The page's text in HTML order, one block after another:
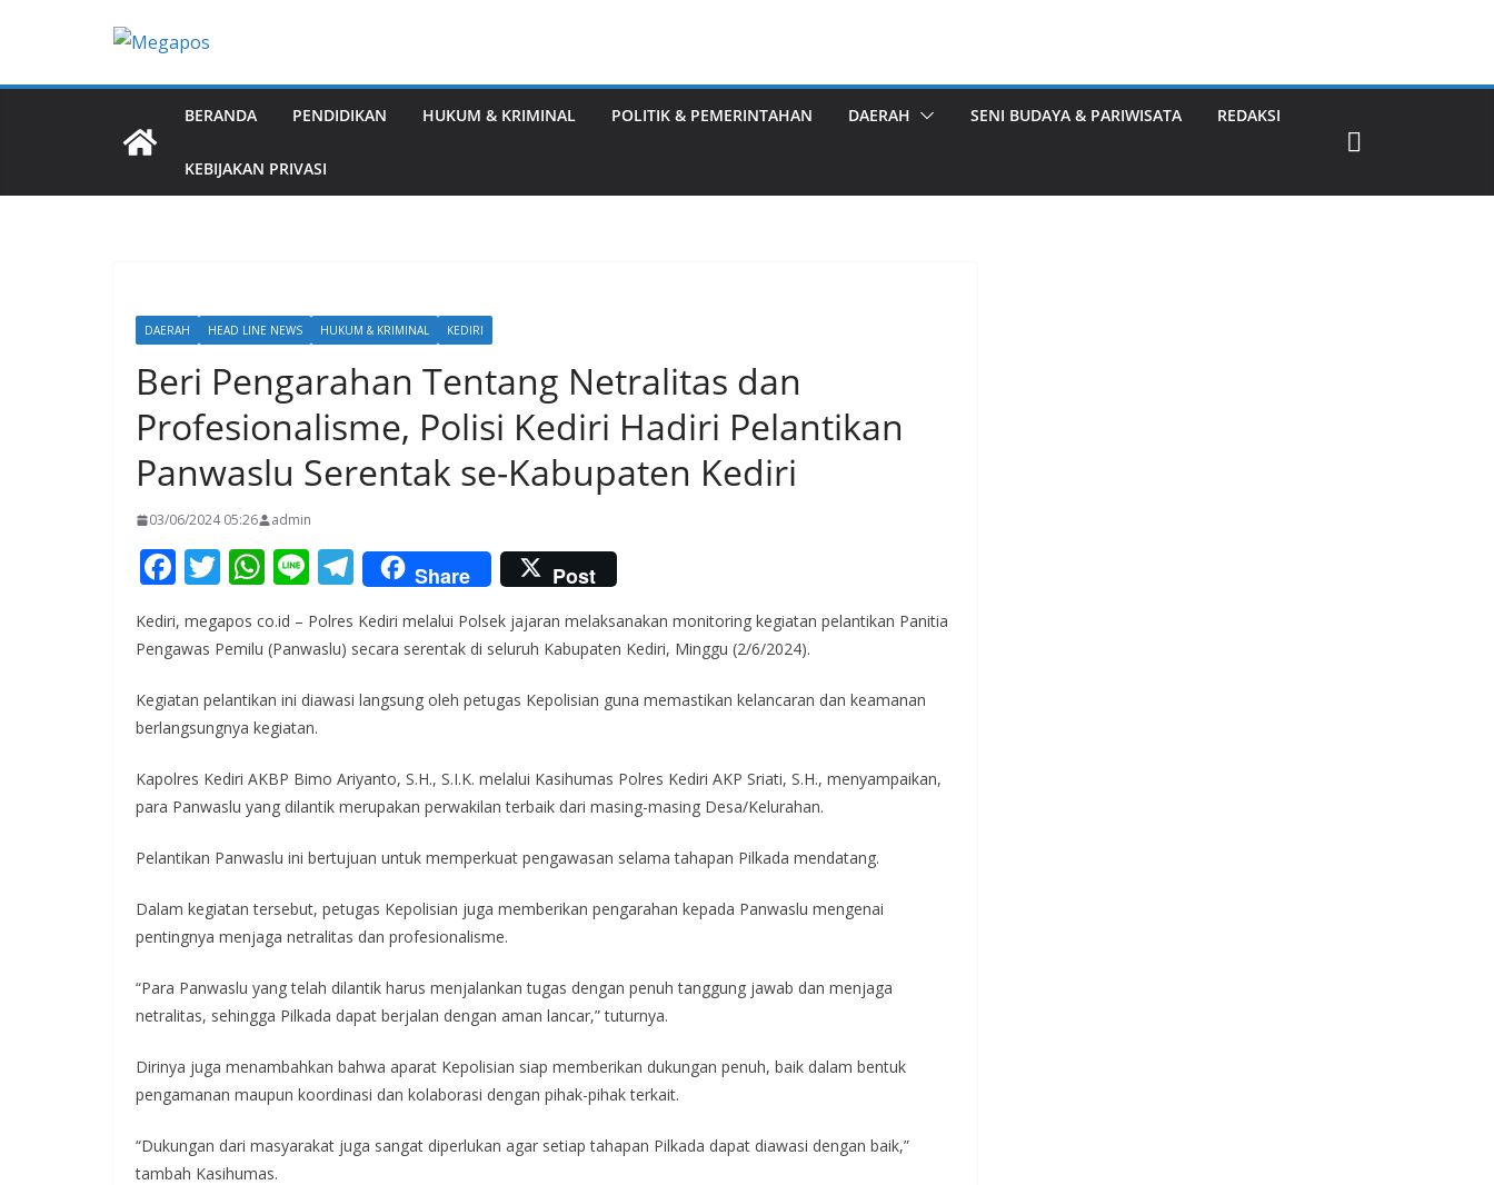
BERANDA PENDIDIKAN HUKUM & KRIMINAL POLITIK & PEMERINTAHAN DAERAH SENI BUDAYA & PARIWISATA REDAKSI
KEBIJAKAN PRIVASI
DAERAH HEAD LINE NEWS HUKUM & KRIMINAL KEDIRI
Beri Pengarahan Tentang Netralitas dan
Profesionalisme, Polisi Kediri Hadiri Pelantikan
Panwaslu Serentak se-Kabupaten Kediri
03/06/2024 05:26 admin
F
e
o
o
k
T
itt
W
at
s
A
p
p
Li
n
e
T
el
e
a
Share Post
Kediri, megapos co.id – Polres Kediri melalui Polsek jajaran melaksanakan monitoring kegiatan pelantikan Panitia
Pengawas Pemilu (Panwaslu) secara serentak di seluruh Kabupaten Kediri, Minggu (2/6/2024).
Kegiatan pelantikan ini diawasi langsung oleh petugas Kepolisian guna memastikan kelancaran dan keamanan
berlangsungnya kegiatan.
Kapolres Kediri AKBP Bimo Ariyanto, S.H., S.I.K. melalui Kasihumas Polres Kediri AKP Sriati, S.H., menyampaikan,
para Panwaslu yang dilantik merupakan perwakilan terbaik dari masing-masing Desa/Kelurahan.
Pelantikan Panwaslu ini bertujuan untuk memperkuat pengawasan selama tahapan Pilkada mendatang.
Dalam kegiatan tersebut, petugas Kepolisian juga memberikan pengarahan kepada Panwaslu mengenai
pentingnya menjaga netralitas dan profesionalisme.
“Para Panwaslu yang telah dilantik harus menjalankan tugas dengan penuh tanggung jawab dan menjaga
netralitas, sehingga Pilkada dapat berjalan dengan aman lancar,” tuturnya.
Dirinya juga menambahkan bahwa aparat Kepolisian siap memberikan dukungan penuh, baik dalam bentuk
pengamanan maupun koordinasi dan kolaborasi dengan pihak-pihak terkait.
“Dukungan dari masyarakat juga sangat diperlukan agar setiap tahapan Pilkada dapat diawasi dengan baik,”
tambah Kasihumas.